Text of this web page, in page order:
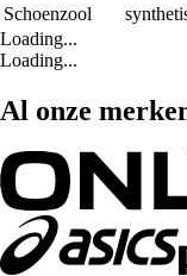
Schoenzool
Loading...
Loading...
Al onze